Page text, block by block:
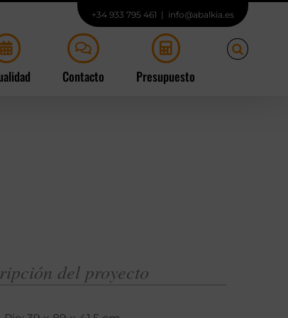
+34 933 795 461 | info@abalkia.es
Contacto Presupuesto
del proyecto